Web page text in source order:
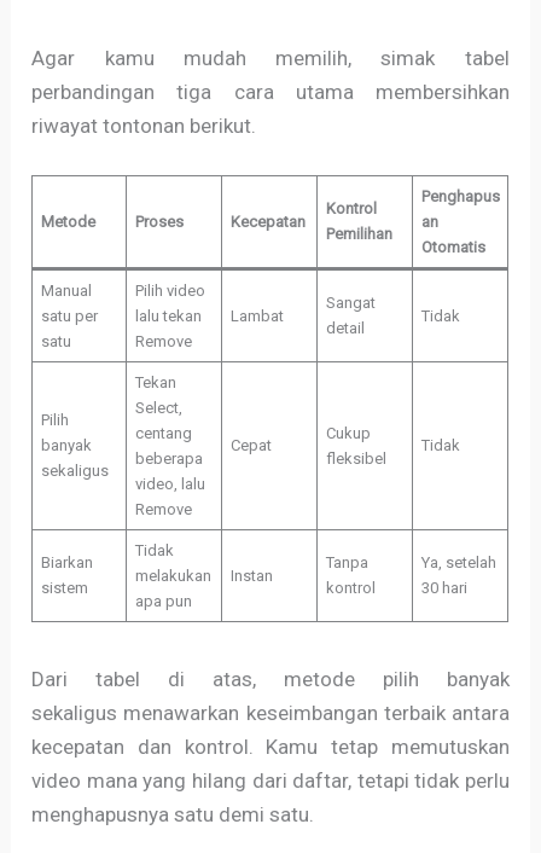
Agar kamu mudah memilih, simak tabel
perbandingan tiga cara utama membersihkan
riwayat tontonan berikut.
Metode Proses Kecepatan
Kontrol
Pemilihan
Penghapus
an
Otomatis
Manual
satu per
satu
Pilih video
lalu tekan
Remove
Lambat
Sangat
detail
Tidak
Pilih
banyak
sekaligus
Tekan
Select,
centang
beberapa
video, lalu
Remove
Cepat
Cukup
fleksibel
Tidak
Biarkan
sistem
Tidak
melakukan
apa pun
Instan
Tanpa
kontrol
Ya, setelah
30 hari
Dari tabel di atas, metode pilih banyak
sekaligus menawarkan keseimbangan terbaik antara
kecepatan dan kontrol. Kamu tetap memutuskan
video mana yang hilang dari daftar, tetapi tidak perlu
menghapusnya satu demi satu.